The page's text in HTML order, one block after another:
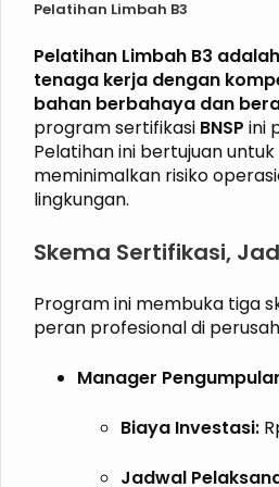
Pelatihan Limbah B3
Pelatihan Limbah B3
tenaga kerja dengan
bahan berbahaya dan
program sertifikasi BNSP ini
Pelatihan ini bertujuan
meminimalkan risiko
lingkungan.
Skema Sertifikasi,
Program ini membuka tiga
peran profesional di
Manager
Biaya Investasi:
Jadwal